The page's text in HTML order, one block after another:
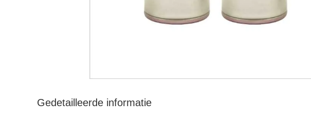
Gedetailleerde informatie